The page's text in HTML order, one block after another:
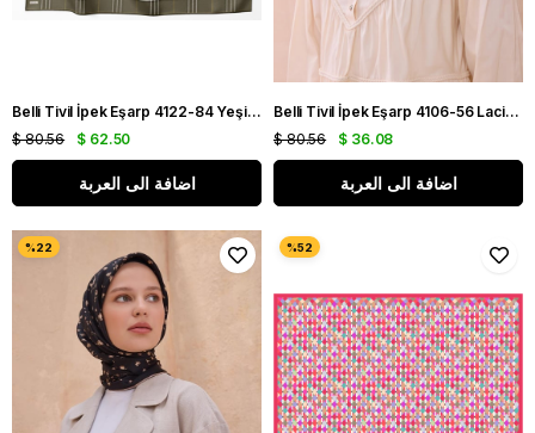
Belli Tivil İpek Eşarp 4122-84 Yeşil Karışık Desen
$ 62.50
$ 80.56
اضافة الى العربة
Belli Tivil İpek Eşarp 4106-56 Lacivert Karışık Desen
$ 36.08
$ 80.56
اضافة الى العربة